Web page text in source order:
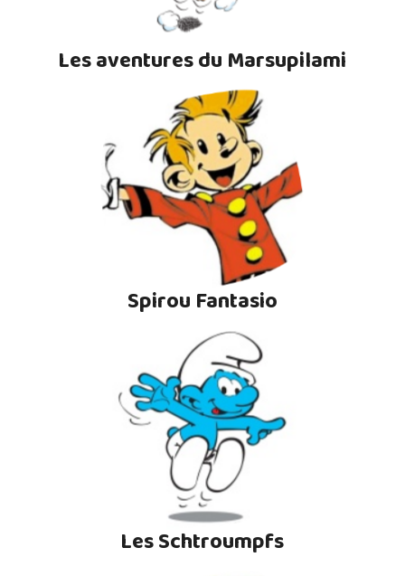
Les aventures du Marsupilami
Spirou Fantasio
Les Schtroumpfs